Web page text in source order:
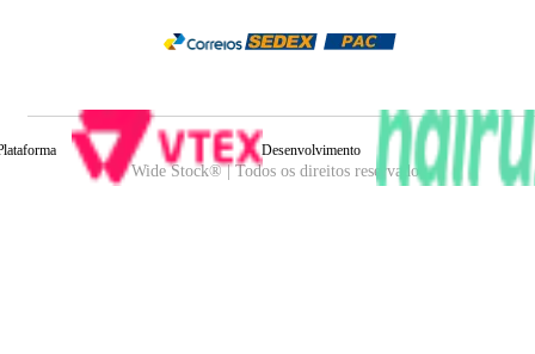
Wide Stock® | Todos os direitos reservados.
Desenvolvimento